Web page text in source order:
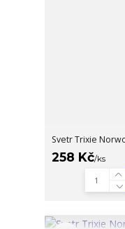
Svetr Trixie
258 Kč/ks